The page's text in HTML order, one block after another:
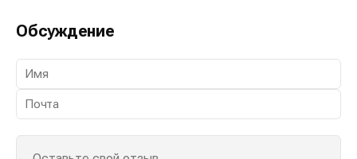
Обсуждение